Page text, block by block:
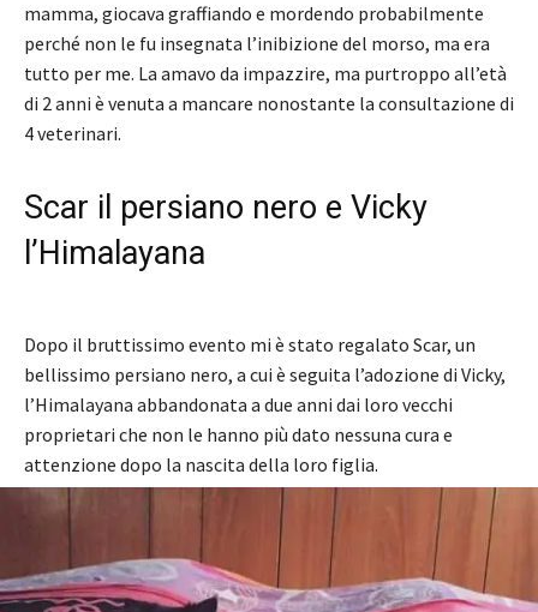
mamma, giocava graffiando e mordendo probabilmente
perché non le fu insegnata l’inibizione del morso, ma era
tutto per me. La amavo da impazzire, ma purtroppo all’età
di 2 anni è venuta a mancare nonostante la consultazione di
4 veterinari.
Scar il persiano nero e Vicky
l’Himalayana
Dopo il bruttissimo evento mi è stato regalato Scar, un
bellissimo persiano nero, a cui è seguita l’adozione di Vicky,
l’Himalayana abbandonata a due anni dai loro vecchi
proprietari che non le hanno più dato nessuna cura e
attenzione dopo la nascita della loro figlia.